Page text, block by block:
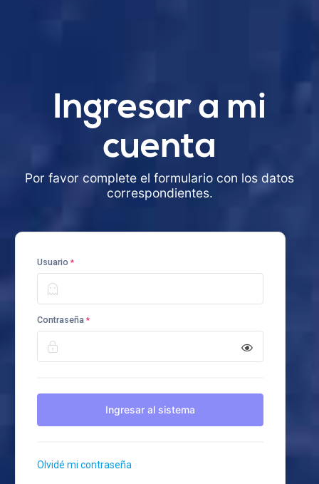
Ingresar a mi
cuenta
Por favor complete el formulario con los datos
correspondientes.
Usuario *
Contraseña *
Ingresar al sistema
Olvidé mi contraseña